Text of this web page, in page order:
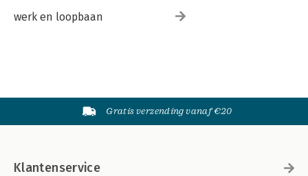
werk en loopbaan
Gratis verzending vanaf €20
Klantenservice